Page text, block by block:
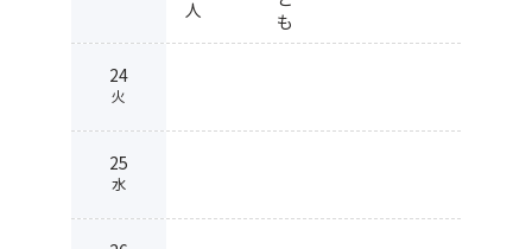
人
も
24
火
25
水